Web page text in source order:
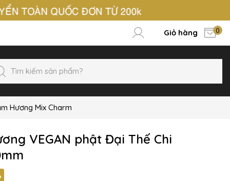
Giỏ hàng 0
Hương Mix Charm
VEGAN phật Đại Thế Chi